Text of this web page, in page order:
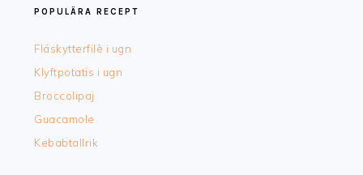
POPULÄRA RECEPT
Fläskytterfilè i ugn
Klyftpotatis i ugn
Broccolipaj
Guacamole
Kebabtallrik